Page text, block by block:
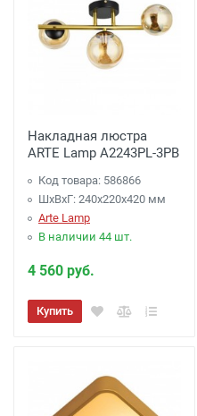
Накладная люстра
ARTE Lamp A2243PL-3PB
Код товара: 586866
ШхВхГ: 240x220x420 мм
Arte Lamp
В наличии 44 шт.
4 560 руб.
Купить